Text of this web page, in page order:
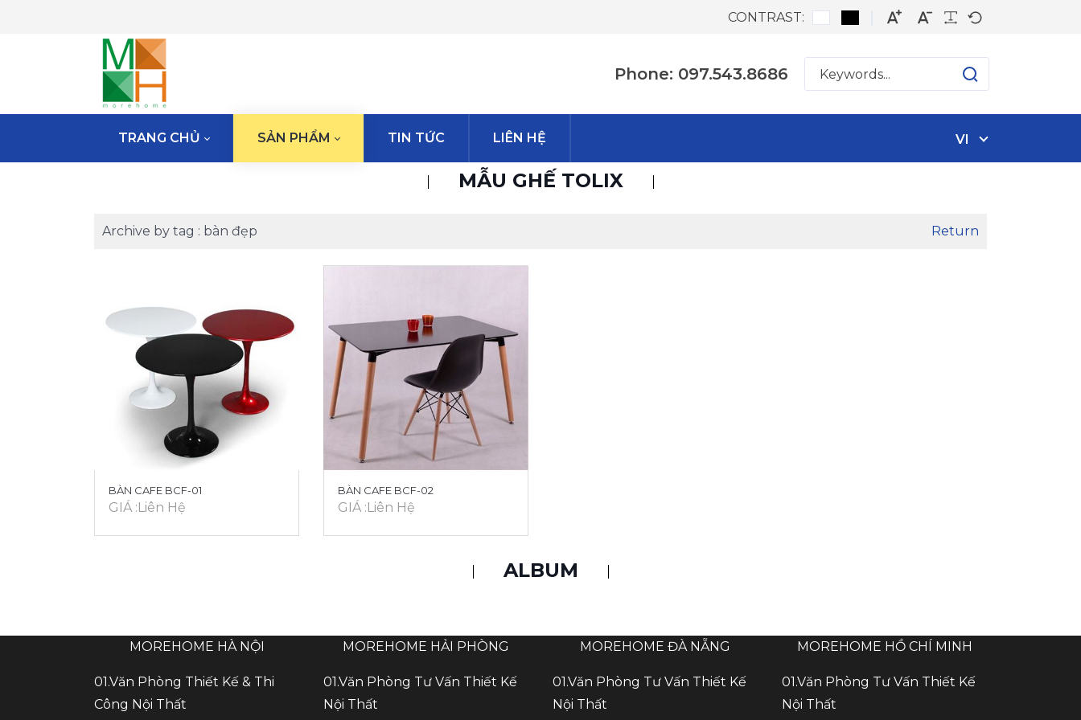
CONTRAST:
Phone: 097.543.8686
TRANG CHỦ SẢN PHẨM TIN TỨC LIÊN HỆ VI
MẪU GHẾ TOLIX
Archive by tag : bàn đẹp Return
BÀN CAFE BCF-02
GIÁ :Liên Hệ
BÀN CAFE BCF-01
GIÁ :Liên Hệ
ALBUM
MOREHOME HÀ NỘI
01.Văn Phòng Thiết Kế & Thi
Công Nội Thất
MOREHOME HẢI PHÒNG
01.Văn Phòng Tư Vấn Thiết Kế
Nội Thất
MOREHOME ĐÀ NẴNG
01.Văn Phòng Tư Vấn Thiết Kế
Nội Thất
MOREHOME HỒ CHÍ MINH
01.Văn Phòng Tư Vấn Thiết Kế
Nội Thất